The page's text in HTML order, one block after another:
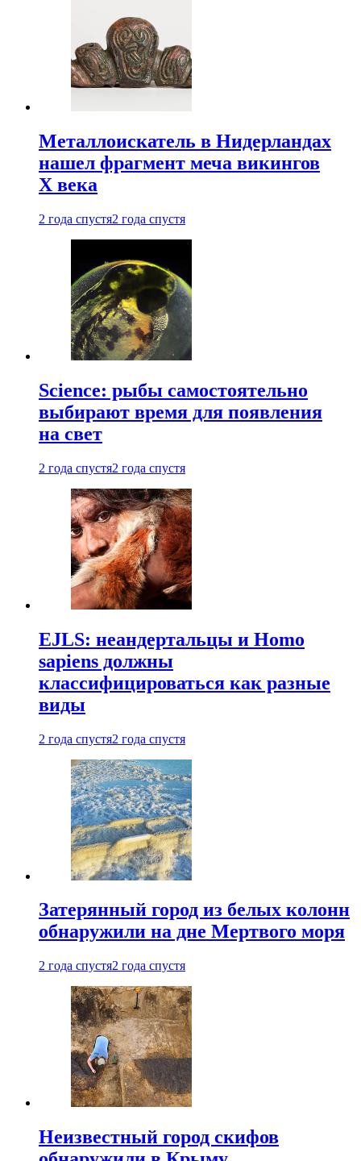
Металлоискатель в Нидерландах
нашел фрагмент меча викингов
X века
2 года спустя2 года спустя
Science: рыбы самостоятельно
выбирают время для появления
на свет
2 года спустя2 года спустя
EJLS: неандертальцы и Homo
sapiens должны
классифицироваться как разные
виды
2 года спустя2 года спустя
Затерянный город из белых колонн
обнаружили на дне Мертвого моря
2 года спустя2 года спустя
Неизвестный город скифов